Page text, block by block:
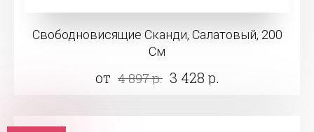
Свободновисящие Сканди, Салатовый, 200
См
от 4 897 р. 3 428 р.